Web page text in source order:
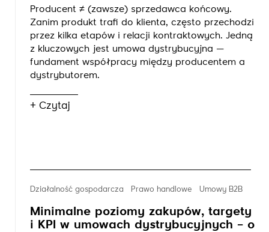
Producent ≠ (zawsze) sprzedawca końcowy.
Zanim produkt trafi do klienta, często przechodzi
przez kilka etapów i relacji kontraktowych. Jedną
z kluczowych jest umowa dystrybucyjna —
fundament współpracy między producentem a
dystrybutorem.
+ Czytaj
Działalność gospodarcza Prawo handlowe Umowy B2B
Minimalne poziomy zakupów, targety
i KPI w umowach dystrybucyjnych – o